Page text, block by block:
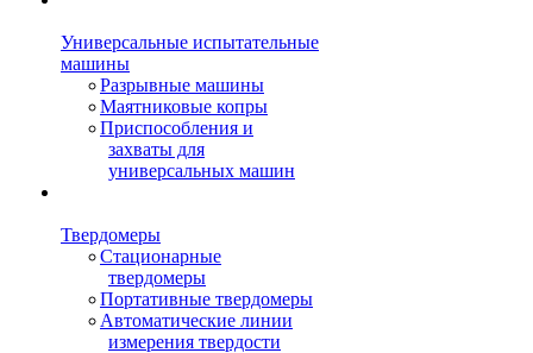
Универсальные испытательные
машины
Разрывные машины
Маятниковые копры
Приспособления и
захваты для
универсальных машин
Твердомеры
Стационарные
твердомеры
Портативные твердомеры
Автоматические линии
измерения твердости